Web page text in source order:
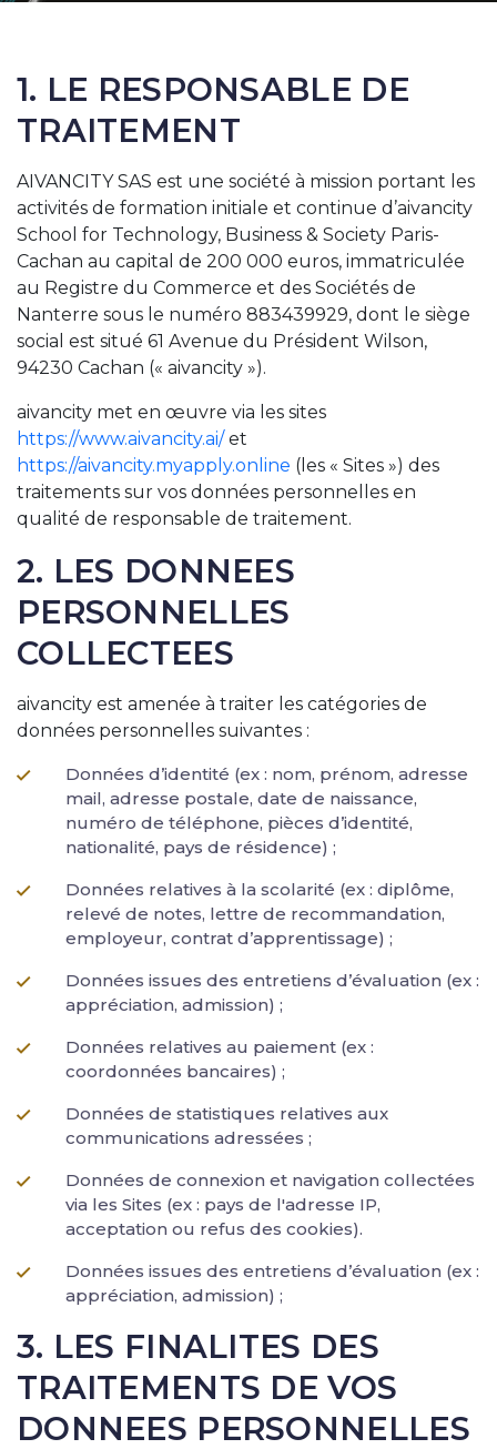
1. LE RESPONSABLE DE
TRAITEMENT
AIVANCITY SAS est une société à mission portant les
activités de formation initiale et continue d’aivancity
School for Technology, Business & Society Paris-
Cachan au capital de 200 000 euros, immatriculée
au Registre du Commerce et des Sociétés de
Nanterre sous le numéro 883439929, dont le siège
social est situé 61 Avenue du Président Wilson,
94230 Cachan (« aivancity »).
aivancity met en œuvre via les sites
https://www.aivancity.ai/et
https://aivancity.myapply.online (les « Sites ») des
traitements sur vos données personnelles en
qualité de responsable de traitement.
2. LES DONNEES
PERSONNELLES
COLLECTEES
aivancity est amenée à traiter les catégories de
données personnelles suivantes :
Données d’identité (ex : nom, prénom, adresse
mail, adresse postale, date de naissance,
numéro de téléphone, pièces d’identité,
nationalité, pays de résidence) ;
Données relatives à la scolarité (ex : diplôme,
relevé de notes, lettre de recommandation,
employeur, contrat d’apprentissage) ;
Données issues des entretiens d’évaluation (ex :
appréciation, admission) ;
Données relatives au paiement (ex :
coordonnées bancaires) ;
Données de statistiques relatives aux
communications adressées ;
Données de connexion et navigation collectées
via les Sites (ex : pays de l'adresse IP,
acceptation ou refus des cookies).
Données issues des entretiens d’évaluation (ex :
appréciation, admission) ;
3. LES FINALITES DES
TRAITEMENTS DE VOS
DONNEES PERSONNELLES